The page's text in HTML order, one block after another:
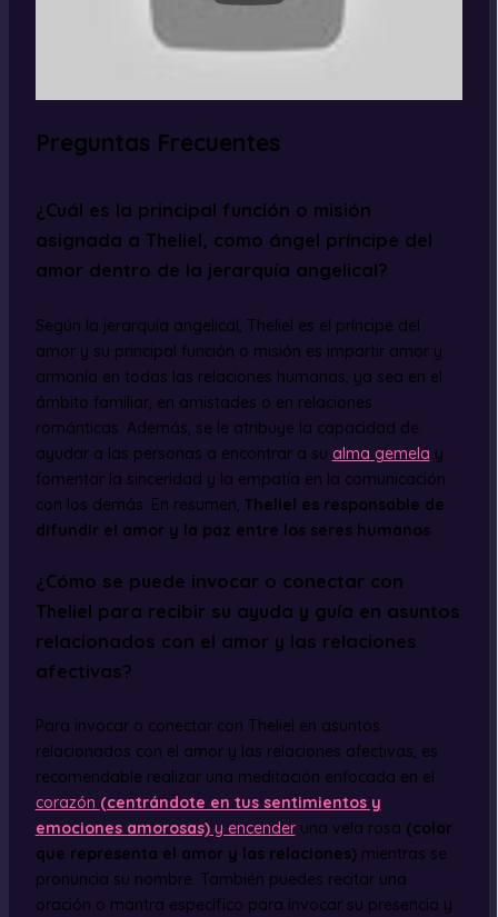
Preguntas Frecuentes
¿Cuál es la principal función o misión
asignada a Theliel, como ángel príncipe del
amor dentro de la jerarquía angelical?
Según la jerarquía angelical, Theliel es el príncipe del
amor y su principal función o misión es impartir amor y
armonía en todas las relaciones humanas, ya sea en el
ámbito familiar, en amistades o en relaciones
románticas. Además, se le atribuye la capacidad de
ayudar a las personas a encontrar a su alma gemela y
fomentar la sinceridad y la empatía en la comunicación
con los demás. En resumen, Theliel es responsable de
difundir el amor y la paz entre los seres humanos.
¿Cómo se puede invocar o conectar con
Theliel para recibir su ayuda y guía en asuntos
relacionados con el amor y las relaciones
afectivas?
Para invocar o conectar con Theliel en asuntos
relacionados con el amor y las relaciones afectivas, es
recomendable realizar una meditación enfocada en el
corazón (centrándote en tus sentimientos y
emociones amorosas)y encenderuna vela rosa (color
que representa el amor y las relaciones)mientras se
pronuncia su nombre. También puedes recitar una
oración o mantra específico para invocar su presencia y